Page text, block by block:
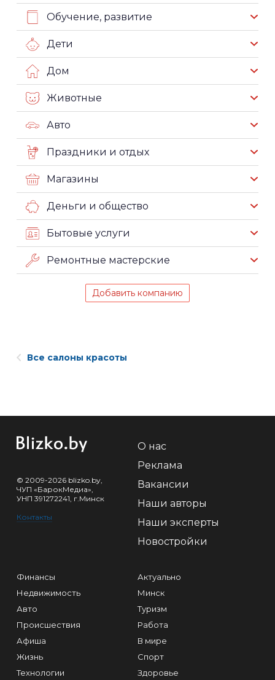
Обучение, развитие
Дети
Дом
Животные
Авто
Праздники и отдых
Магазины
Деньги и общество
Бытовые услуги
Ремонтные мастерские
Добавить компанию
Все салоны красоты
© 2009-2026 blizko.by,
ЧУП «БарокМедиа»,
УНП 391272241, г.Минск
Контакты
О нас
Реклама
Вакансии
Наши авторы
Наши эксперты
Новостройки
Финансы
Недвижимость
Авто
Происшествия
Афиша
Жизнь
Технологии
Актуально
Минск
Туризм
Работа
В мире
Спорт
Здоровье